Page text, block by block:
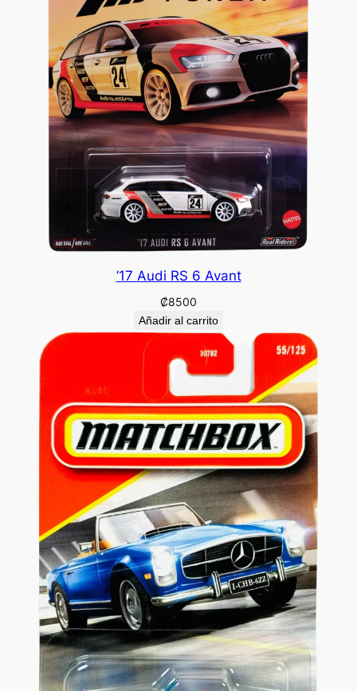
’17 Audi RS 6 Avant
₡8500
Añadir al carrito